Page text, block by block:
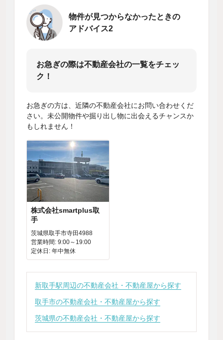
物件が見つからなかったときの
アドバイス2
お急ぎの際は不動産会社の一覧をチェッ
ク！
お急ぎの方は、近隣の不動産会社にお問い合わせくだ
さい。未公開物件や掘り出し物に出会えるチャンスか
もしれません！
株式会社smartplus取
手
茨城県取手市寺田4988
営業時間: 9:00～19:00
定休日: 年中無休
新取手駅周辺の不動産会社・不動産屋から探す
取手市の不動産会社・不動産屋から探す
茨城県の不動産会社・不動産屋から探す